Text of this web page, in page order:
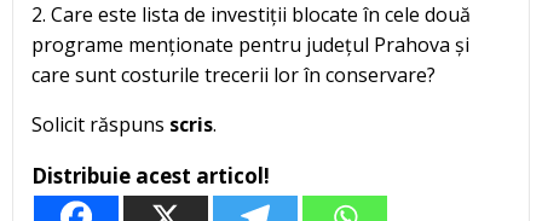
2. Care este lista de investiții blocate în cele două
programe menționate pentru județul Prahova și
care sunt costurile trecerii lor în conservare?
Solicit răspuns scris.
Distribuie acest articol!